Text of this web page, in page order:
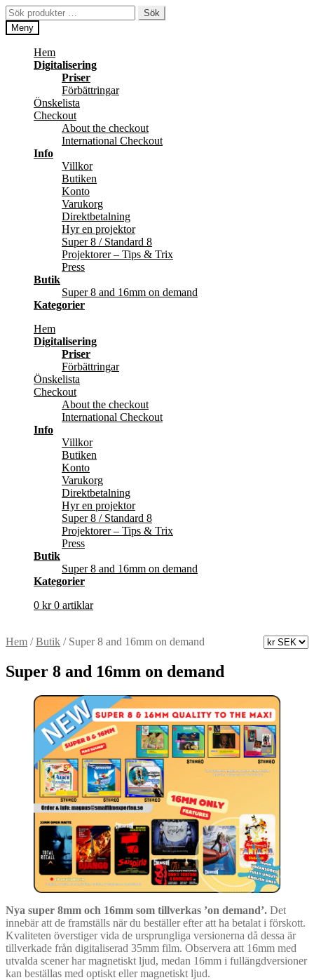
Hoppa
till
navigering
Hoppa
till
innehåll
Sök
efter:
Sök
Meny
Hem
Digitalisering
Priser
Förbättringar
Önskelista
Checkout
About the checkout
International Checkout
Info
Villkor
Butiken
Konto
Varukorg
Direktbetalning
Hyr en projektor
Super 8 / Standard 8
Projektorer – Tips & Trix
Press
Butik
Super 8 and 16mm on demand
Kategorier
Hem
Digitalisering
Priser
Förbättringar
Önskelista
Checkout
About the checkout
International Checkout
Info
Villkor
Butiken
Konto
Varukorg
Direktbetalning
Hyr en projektor
Super 8 / Standard 8
Projektorer – Tips & Trix
Press
Butik
Super 8 and 16mm on demand
Kategorier
0 kr 0 artiklar
Hem /Butik / Super 8 and 16mm on demand
Super 8 and 16mm on demand
Nya super 8mm och 16mm som tillverkas ’on demand’. Det
innebär att de framställs när du beställer efter att ha betalat i förskott.
Kvaliteten överstiger vida de ursprungliga versionerna då dessa är
tillverkade från digitaliserad 35mm film. Observera att 16mm med
utvalda scener har magnetiskt ljud, medan 16mm i fullängdversioner
kan beställas med optiskt eller magnetiskt ljud.